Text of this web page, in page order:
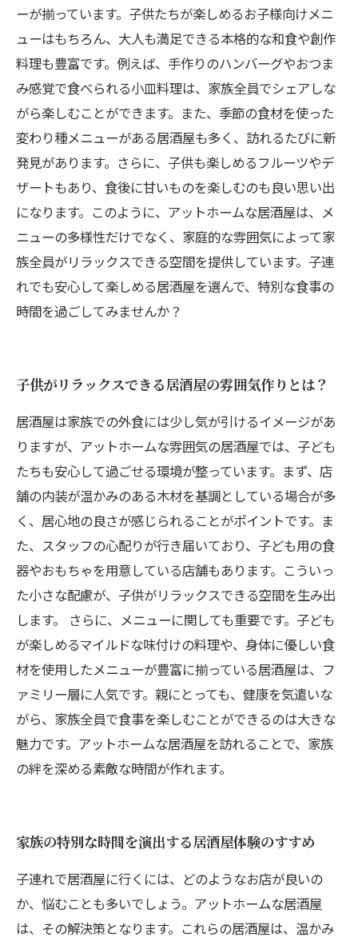
ーが揃っています。子供たちが楽しめるお子様向けメニ
ューはもちろん、大人も満足できる本格的な和食や創作
料理も豊富です。例えば、手作りのハンバーグやおつま
み感覚で食べられる小皿料理は、家族全員でシェアしな
がら楽しむことができます。また、季節の食材を使った
変わり種メニューがある居酒屋も多く、訪れるたびに新
発見があります。さらに、子供も楽しめるフルーツやデ
ザートもあり、食後に甘いものを楽しむのも良い思い出
になります。このように、アットホームな居酒屋は、メ
ニューの多様性だけでなく、家庭的な雰囲気によって家
族全員がリラックスできる空間を提供しています。子連
れでも安心して楽しめる居酒屋を選んで、特別な食事の
時間を過ごしてみませんか？
子供がリラックスできる居酒屋の雰囲気作りとは？
居酒屋は家族での外食には少し気が引けるイメージがあ
りますが、アットホームな雰囲気の居酒屋では、子ども
たちも安心して過ごせる環境が整っています。まず、店
舗の内装が温かみのある木材を基調としている場合が多
く、居心地の良さが感じられることがポイントです。ま
た、スタッフの心配りが行き届いており、子ども用の食
器やおもちゃを用意している店舗もあります。こういっ
た小さな配慮が、子供がリラックスできる空間を生み出
します。 さらに、メニューに関しても重要です。子ども
が楽しめるマイルドな味付けの料理や、身体に優しい食
材を使用したメニューが豊富に揃っている居酒屋は、フ
ァミリー層に人気です。親にとっても、健康を気遣いな
がら、家族全員で食事を楽しむことができるのは大きな
魅力です。アットホームな居酒屋を訪れることで、家族
の絆を深める素敵な時間が作れます。
家族の特別な時間を演出する居酒屋体験のすすめ
子連れで居酒屋に行くには、どのようなお店が良いの
か、悩むことも多いでしょう。アットホームな居酒屋
は、その解決策となります。これらの居酒屋は、温かみ